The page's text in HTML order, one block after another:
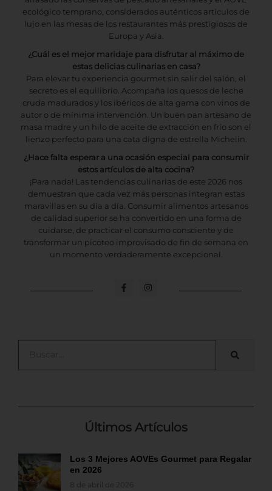
ecológico temprano, considerados auténticos artículos de
lujo en las mesas de los restaurantes más prestigiosos de
Europa y Asia.
¿Cuál es el mejor maridaje para disfrutar al máximo de
estas delicias culinarias en casa?
Para elevar tu experiencia gourmet sin salir del salón, el
secreto es el equilibrio. Acompaña los quesos de leche
cruda madurados y los ibéricos de alta gama con vinos de
autor o de mínima intervención. Un buen pan artesano de
masa madre y un hilo de aceite de extracción en frío son el
lienzo perfecto para una cata digna de estrella Michelin.
¿Hace falta esperar a una ocasión especial para consumir
estos artículos de alta cocina?
¡Para nada! Las tendencias culinarias de este 2026 nos
demuestran que cada vez más personas integran estas
maravillas en su día a día. Consumir alimentos artesanos
de calidad superior se ha convertido en una forma de
cuidarse, de practicar el consumo consciente y de
transformar un picoteo improvisado de fin de semana en
un momento verdaderamente excepcional.
F
a
k
I
n
a
Últimos Artículos
Los 3 Mejores AOVEs Gourmet para Regalar
en 2026
8 de abril de 2026